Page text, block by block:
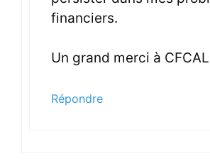
financiers.
Un grand merci à
Répondre